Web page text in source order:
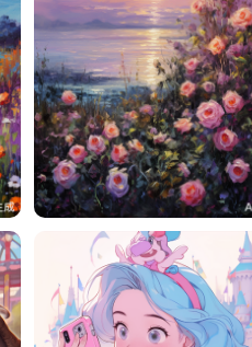
一一